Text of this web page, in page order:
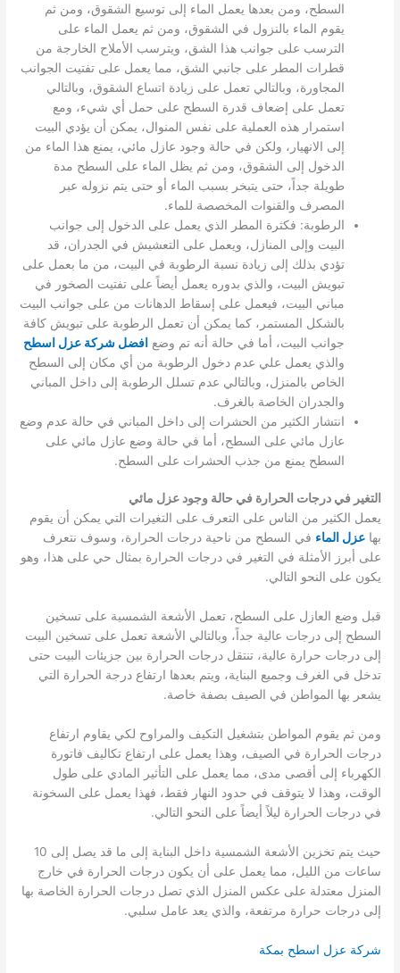
السطح، ومن بعدها يعمل الماء إلى توسيع الشقوق، ومن ثم
يقوم الماء بالنزول في الشقوق، ومن ثم يعمل الماء على
الترسب على جوانب هذا الشق، ويترسب الأملاح الخارجة من
قطرات المطر على جانبي الشق، مما يعمل على تفتيت الجوانب
المجاورة، وبالتالي تعمل على زيادة اتساع الشقوق، وبالتالي
تعمل على إضعاف قدرة السطح على حمل أي شيء، ومع
استمرار هذه العملية على نفس المنوال، يمكن أن يؤدي البيت
إلى الانهيار، ولكن في حالة وجود عازل مائي، يمنع هذا الماء من
الدخول إلى الشقوق، ومن ثم يظل الماء على السطح مدة
طويلة جداً، حتى يتبخر بسبب الماء أو حتى يتم نزوله عبر
المصرف والقنوات المخصصة للماء.
الرطوبة: فكثرة المطر الذي يعمل على الدخول إلى جوانب
البيت وإلى المنازل، ويعمل على التعشيش في الجدران، قد
تؤدي بذلك إلى زيادة نسبة الرطوبة في البيت، من ما بعمل على
تبويش البيت، والذي بدوره يعمل أيضاً على تفتيت الصخور في
مباني البيت، فيعمل على إسقاط الدهانات من على جوانب البيت
بالشكل المستمر، كما يمكن أن تعمل الرطوبة على تبويش كافة
جوانب البيت، أما في حالة أنه تم وضع افضل شركة عزل اسطح
والذي يعمل علي عدم دخول الرطوبة من أي مكان إلى السطح
الخاص بالمنزل، وبالتالي عدم تسلل الرطوبة إلى داخل المباني
والجدران الخاصة بالغرف.
انتشار الكثير من الحشرات إلى داخل المباني في حالة عدم وضع
عازل مائي على السطح، أما في حالة وضع عازل مائي على
السطح يمنع من جذب الحشرات على السطح.
التغير في درجات الحرارة في حالة وجود عزل مائي
يعمل الكثير من الناس على التعرف على التغيرات التي يمكن أن يقوم
بهاعزل الماء في السطح من ناحية درجات الحرارة، وسوف نتعرف
على أبرز الأمثلة في التغير في درجات الحرارة بمثال حي على هذا، وهو
يكون على النحو التالي.
قبل وضع العازل على السطح، تعمل الأشعة الشمسية على تسخين
السطح إلى درجات عالية جداً، وبالتالي الأشعة تعمل على تسخين البيت
إلى درجات حرارة عالية، تنتقل درجات الحرارة بين جزيئات البيت حتى
تدخل في الغرف وجميع البناية، ويتم بعدها ارتفاع درجة الحرارة التي
يشعر بها المواطن في الصيف بصفة خاصة.
ومن ثم يقوم المواطن بتشغيل التكيف والمراوح لكي يقاوم ارتفاع
درجات الحرارة في الصيف، وهذا يعمل على ارتفاع تكاليف فاتورة
الكهرباء إلى أقصى مدى، مما يعمل على التأثير المادي على طول
الوقت، وهذا لا يتوقف في حدود النهار فقط، فهذا يعمل على السخونة
في درجات الحرارة ليلاً أيضاً على النحو التالي.
حيث يتم تخزين الأشعة الشمسية داخل البناية إلى ما قد يصل إلى 10
ساعات من الليل، مما يعمل على أن يكون درجات الحرارة في خارج
المنزل معتدلة على عكس المنزل الذي تصل درجات الحرارة الخاصة بها
إلى درجات حرارة مرتفعة، والذي يعد عامل سلبي.
شركة عزل اسطح بمكة